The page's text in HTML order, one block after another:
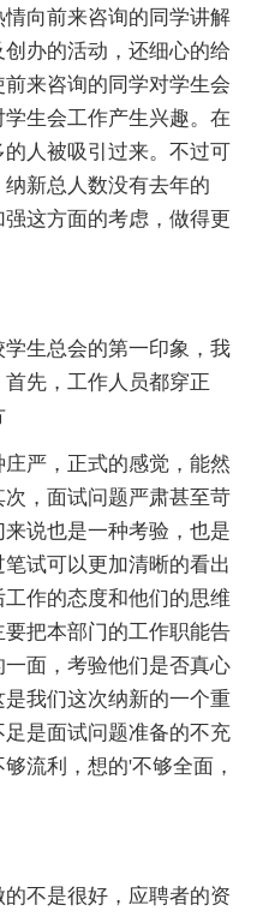
向前来咨询的同学讲解
办的活动，还细心的给
来咨询的同学对学生会
生会工作产生兴趣。在
人被吸引过来。不过可
新总人数没有去年的
这方面的考虑，做得更
生总会的第一印象，我
先，工作人员都穿正
严，正式的感觉，能然
，面试问题严肃甚至苛
说也是一种考验，也是
试可以更加清晰的看出
作的态度和他们的思维
把本部门的工作职能告
面，考验他们是否真心
我们这次纳新的一个重
是面试问题准备的不充
流利，想的'不够全面，
不是很好，应聘者的资